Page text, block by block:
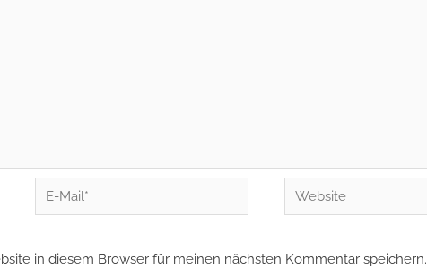
E-
Mail*
Website
in diesem Browser für meinen nächsten Kommentar speichern.